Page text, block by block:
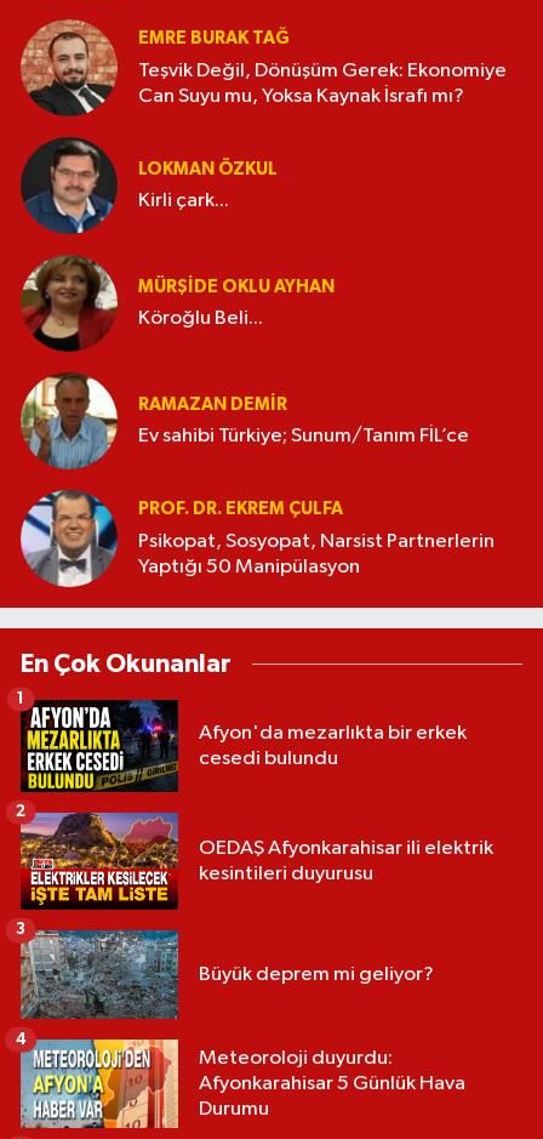
EMRE BURAK TAĞ
Teşvik Değil, Dönüşüm Gerek: Ekonomiye
Can Suyu mu, Yoksa Kaynak İsrafı mı?
LOKMAN ÖZKUL
Kirli çark...
MÜRŞIDE OKLU AYHAN
Köroğlu Beli...
RAMAZAN DEMİR
Ev sahibi Türkiye; Sunum/Tanım FİL’ce
PROF. DR. EKREM ÇULFA
Psikopat, Sosyopat, Narsist Partnerlerin
Yaptığı 50 Manipülasyon
En Çok Okunanlar
Afyon'da mezarlıkta bir erkek
cesedi bulundu
1
OEDAŞ Afyonkarahisar ili elektrik
kesintileri duyurusu
2
Büyük deprem mi geliyor?
3
Meteoroloji duyurdu:
Afyonkarahisar 5 Günlük Hava
Durumu
4